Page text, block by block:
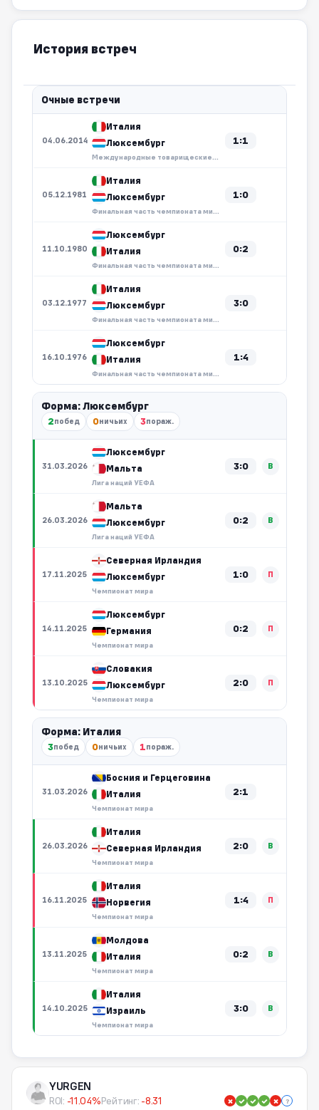
История встреч
Очные встречи
04.06.2014
Италия
Люксембург
Международные товарищеские матчи
1:1
05.12.1981
Италия
Люксембург
Финальная часть чемпионата мира
1:0
11.10.1980
Люксембург
Италия
Финальная часть чемпионата мира
0:2
03.12.1977
Италия
Люксембург
Финальная часть чемпионата мира
3:0
16.10.1976
Люксембург
Италия
Финальная часть чемпионата мира
1:4
Форма: Люксембург
2побед 0ничьих 3пораж.
31.03.2026
Люксембург
Мальта
Лига наций УЕФА
3:0 В
26.03.2026
Мальта
Люксембург
Лига наций УЕФА
0:2 В
17.11.2025
Северная Ирландия
Люксембург
Чемпионат мира
1:0 П
14.11.2025
Люксембург
Германия
Чемпионат мира
0:2 П
13.10.2025
Словакия
Люксембург
Чемпионат мира
2:0 П
Форма: Италия
3побед 0ничьих 1пораж.
31.03.2026
Босния и Герцеговина
Италия
Чемпионат мира
2:1
26.03.2026
Италия
Северная Ирландия
Чемпионат мира
2:0 В
16.11.2025
Италия
Норвегия
Чемпионат мира
1:4 П
13.11.2025
Молдова
Италия
Чемпионат мира
0:2 В
14.10.2025
Италия
Израиль
Чемпионат мира
3:0 В
YURGEN
ROI: -11.04%Рейтинг: -8.31